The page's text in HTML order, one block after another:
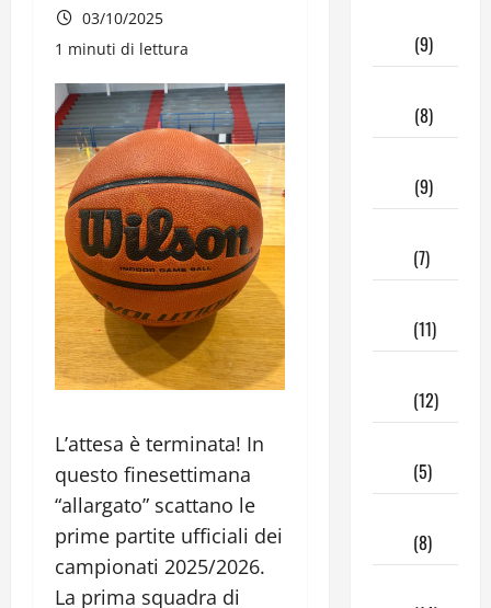
03/10/2025
1 minuti di lettura
L’attesa è terminata! In
questo finesettimana
“allargato” scattano le
prime partite ufficiali dei
campionati 2025/2026.
La prima squadra di
(9)
(8)
(9)
(7)
(11)
(12)
(5)
(8)